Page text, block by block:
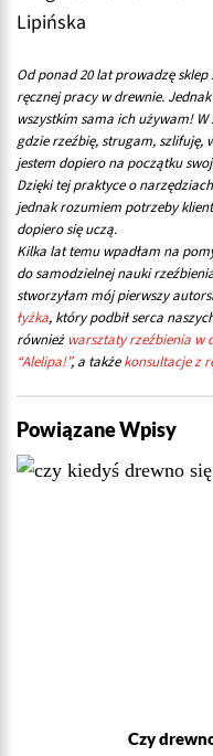
Od ponad 20 lat prowadzę
ręcznej pracy w drewnie.
wszystkim sama ich używam!
gdzie rzeźbię, strugam, szlifuję,
jestem dopiero na początku
Dzięki tej praktyce o
jednak rozumiem potrzeby
dopiero się uczą.
Kilka lat temu wpadłam na
do samodzielnej nauki
stworzyłam mój pierwszy
łyżka, który podbił serca
również warsztaty rzeźbienia w
“Alelipa!”, a takżekonsultacje z
Powiązane Wpisy
Czy